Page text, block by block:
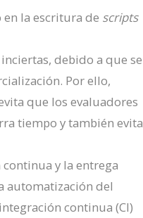
en la escritura de scripts
debido a que se
Por ello,
que los evaluadores
tiempo y también evita
y la entrega
automatización del
continua (CI)